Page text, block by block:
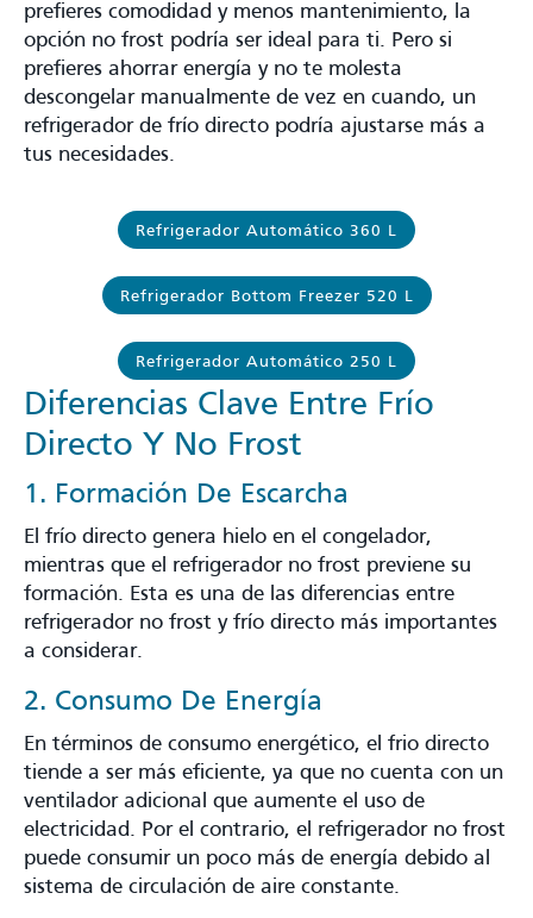
prefieres comodidad y menos mantenimiento, la
opción no frost podría ser ideal para ti. Pero si
prefieres ahorrar energía y no te molesta
descongelar manualmente de vez en cuando, un
refrigerador de frío directo podría ajustarse más a
tus necesidades.
Refrigerador Automático 360 L
Refrigerador Bottom Freezer 520 L
Refrigerador Automático 250 L
Diferencias Clave Entre Frío
Directo Y No Frost
1. Formación De Escarcha
El frío directo genera hielo en el congelador,
mientras que el refrigerador no frost previene su
formación. Esta es una de las diferencias entre
refrigerador no frost y frío directo más importantes
a considerar.
2. Consumo De Energía
En términos de consumo energético, el frio directo
tiende a ser más eficiente, ya que no cuenta con un
ventilador adicional que aumente el uso de
electricidad. Por el contrario, el refrigerador no frost
puede consumir un poco más de energía debido al
sistema de circulación de aire constante.